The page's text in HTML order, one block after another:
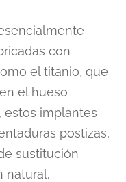
con
el titanio, que
el hueso
estos implantes
postizas,
sustitución
natural.